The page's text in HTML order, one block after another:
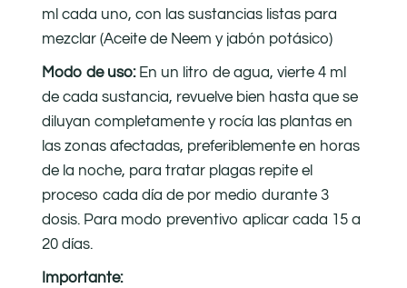
ml cada uno, con las sustancias listas para
mezclar (Aceite de Neem y jabón potásico)
Modo de uso: En un litro de agua, vierte 4 ml
de cada sustancia, revuelve bien hasta que se
diluyan completamente y rocía las plantas en
las zonas afectadas, preferiblemente en horas
de la noche, para tratar plagas repite el
proceso cada día de por medio durante 3
dosis. Para modo preventivo aplicar cada 15 a
20 días.
Importante: